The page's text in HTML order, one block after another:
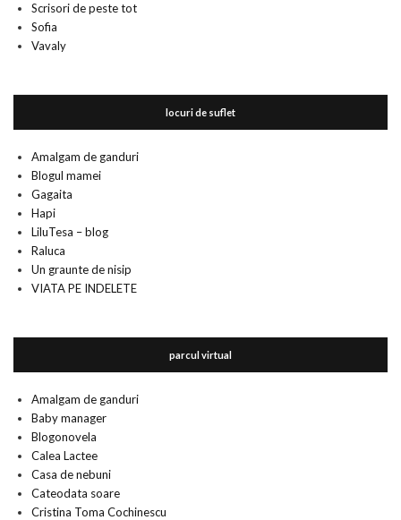
Scrisori de peste tot
Sofia
Vavaly
locuri de suflet
Amalgam de ganduri
Blogul mamei
Gagaita
Hapi
LiluTesa – blog
Raluca
Un graunte de nisip
VIATA PE INDELETE
parcul virtual
Amalgam de ganduri
Baby manager
Blogonovela
Calea Lactee
Casa de nebuni
Cateodata soare
Cristina Toma Cochinescu